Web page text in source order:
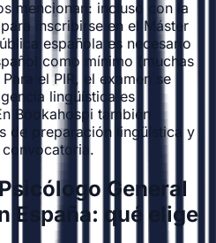
mencionan: incluso con la
inscribirse en el Máster
española es necesario
como mínimo (muchas
el PIR, el examen se
lingüística es
Bookahospi también
de preparación lingüística y
General
España: qué elige